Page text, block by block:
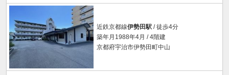
近鉄京都線伊勢田駅/ 徒歩4分
築年月1988年4月 / 4階建
京都府宇治市伊勢田町中山